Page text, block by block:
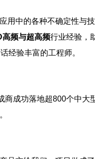
用中的各种不确定性与
高频与超高频行业经验，
经验丰富的工程师。
成功落地超800个中大